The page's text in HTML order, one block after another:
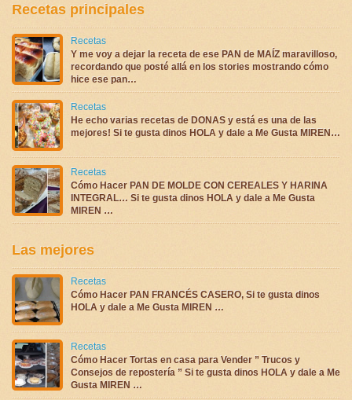
Recetas principales
Recetas
Y me voy a dejar la receta de ese PAN de MAÍZ maravilloso,
recordando que posté allá en los stories mostrando cómo
hice ese pan…
Recetas
He echo varias recetas de DONAS y está es una de las
mejores! Si te gusta dinos HOLA y dale a Me Gusta MIREN…
Recetas
Cómo Hacer PAN DE MOLDE CON CEREALES Y HARINA
INTEGRAL… Si te gusta dinos HOLA y dale a Me Gusta
MIREN …
Las mejores
Recetas
Cómo Hacer PAN FRANCÉS CASERO, Si te gusta dinos
HOLA y dale a Me Gusta MIREN …
Recetas
Cómo Hacer Tortas en casa para Vender ” Trucos y
Consejos de repostería ” Si te gusta dinos HOLA y dale a Me
Gusta MIREN …